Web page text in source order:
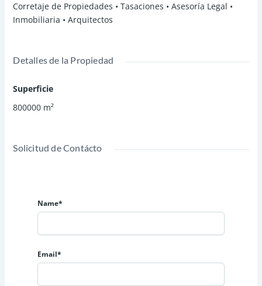
Corretaje de Propiedades • Tasaciones • Asesoría Legal •
Inmobiliaria • Arquitectos
Detalles de la Propiedad
Superficie
800000 m²
Solicitud de Contácto
Name*
Email*